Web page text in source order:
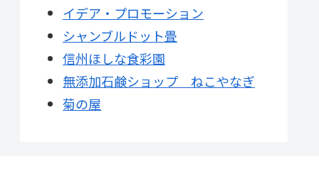
イデア・プロモーション
シャンブルドット畳
信州ほしな食彩園
無添加石鹸ショップ ねこやなぎ
菊の屋